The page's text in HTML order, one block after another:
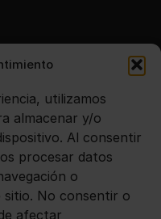
utilizamos
almacenar y/o
Al consentir
procesar datos
o
sitio. No consentir o
afectar